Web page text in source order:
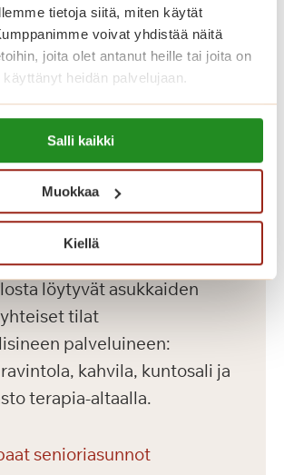
tietoja siitä, miten käytät
voivat yhdistää näitä
joita olet antanut heille tai joita on
heidän palvelujaan.
evasteet/
Salli kaikki
Muokkaa
Kiellä
ikäihmisille
on yhteensä 69
seniorikotia, yksiöitä ja
Jokaisella asukkaalla on oma
senioriasunnot on
Saga-palvelutalojen
laatukriteerien mukaisesti.
löytyvät asukkaiden
tilat
palveluineen:
kahvila, kuntosali ja
terapia-altaalla.
senioriasunnot